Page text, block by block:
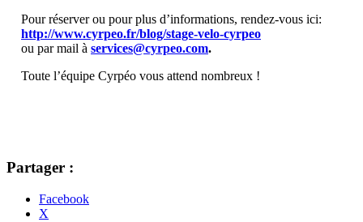
Pour réserver ou pour plus d’informations, rendez-vous ici:
http://www.cyrpeo.fr/blog/stage-velo-cyrpeo
ou par mail à services@cyrpeo.com.
Toute l’équipe Cyrpéo vous attend nombreux !
Partager :
Facebook
X